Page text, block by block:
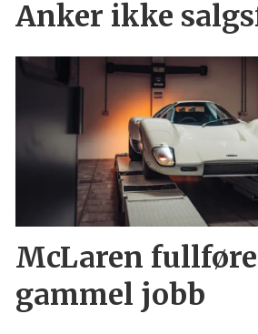
Anker ikke
McLaren
gammel jobb